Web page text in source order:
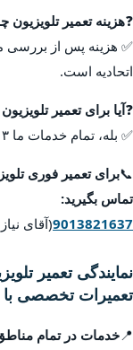
❓هزینه تعمیر
✅ هزینه پس از
اتحادیه است.
❓آیا برای تعمیر
✅ بله، تمام خدمات ما ۳ ماه گارانتی دارد.
📞برای تعمیر فوری
تماس بگیرید:
9013821637(آقای
نمایندگی تعمیر
تعمیرات تخصصی
📍خدمات در تمام